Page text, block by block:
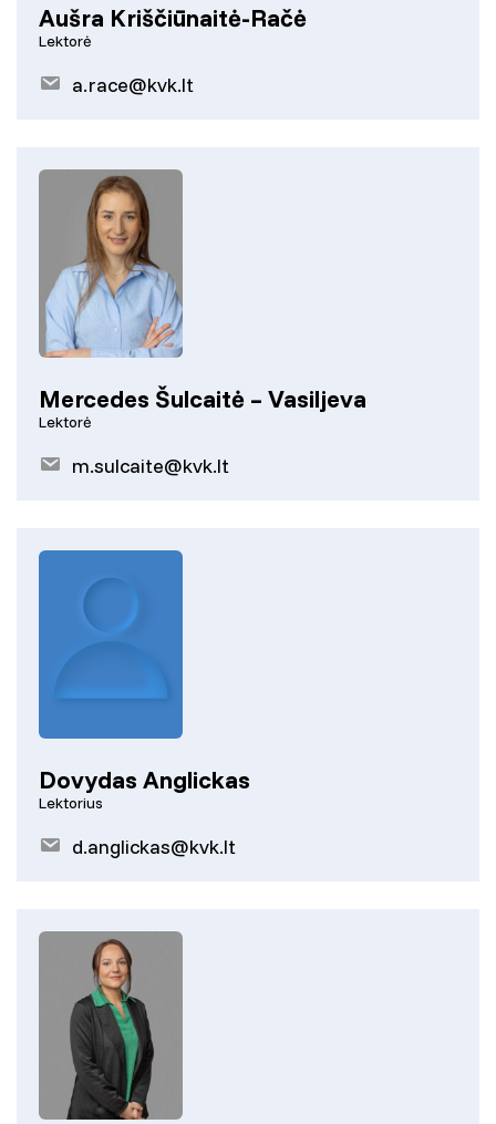
Aušra Kriščiūnaitė-Račė
Lektorė
a.race@kvk.lt
Mercedes Šulcaitė – Vasiljeva
Lektorė
m.sulcaite@kvk.lt
Dovydas Anglickas
Lektorius
d.anglickas@kvk.lt